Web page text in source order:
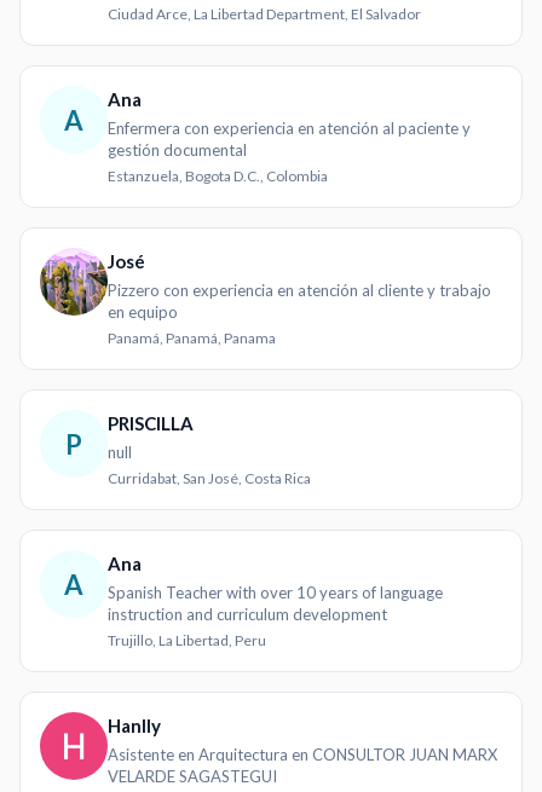
Ciudad Arce, La Libertad Department, El Salvador
A
Ana
Enfermera con experiencia en atención al paciente y
gestión documental
Estanzuela, Bogota D.C., Colombia
José
Pizzero con experiencia en atención al cliente y trabajo
en equipo
Panamá, Panamá, Panama
P
PRISCILLA
null
Curridabat, San José, Costa Rica
A
Ana
Spanish Teacher with over 10 years of language
instruction and curriculum development
Trujillo, La Libertad, Peru
Hanlly
Asistente en Arquitectura en CONSULTOR JUAN MARX
VELARDE SAGASTEGUI